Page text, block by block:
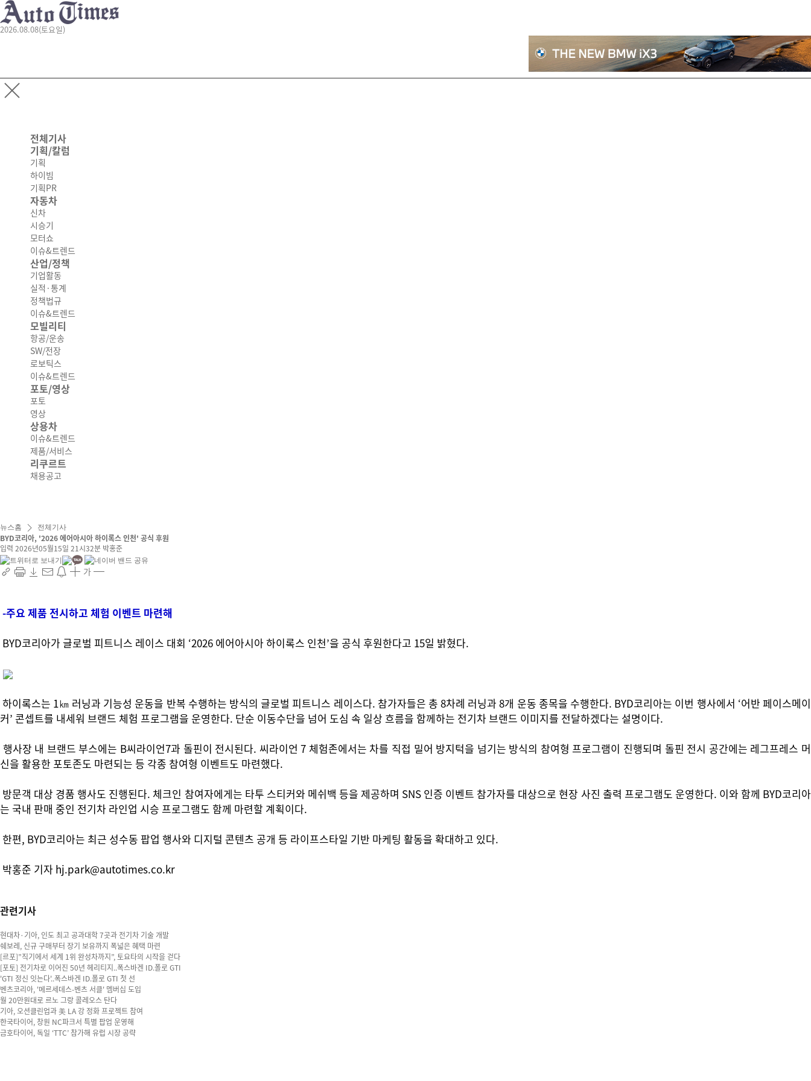
2026.08.08(토요일)
전체기사
기획/칼럼
기획
하이빔
기획PR
자동차
신차
시승기
모터쇼
이슈&트렌드
산업/정책
기업활동
실적·통계
정책법규
이슈&트렌드
모빌리티
항공/운송
SW/전장
로보틱스
이슈&트렌드
포토/영상
포토
영상
상용차
이슈&트렌드
제품/서비스
리쿠르트
채용공고
뉴스홈 전체기사
BYD코리아, '2026 에어아시아 하이록스 인천' 공식 후원
입력 2026년05월15일 21시32분 박홍준
가
-주요 제품 전시하고 체험 이벤트 마련해
BYD코리아가 글로벌 피트니스 레이스 대회 ‘2026 에어아시아 하이록스 인천’을 공식 후원한다고 15일 밝혔다.
하이록스는 1㎞ 러닝과 기능성 운동을 반복 수행하는 방식의 글로벌 피트니스 레이스다. 참가자들은 총 8차례 러닝과 8개 운동 종목을 수행한다. BYD코리아는 이번 행사에서 ‘어반 페이스메이
커’ 콘셉트를 내세워 브랜드 체험 프로그램을 운영한다. 단순 이동수단을 넘어 도심 속 일상 흐름을 함께하는 전기차 브랜드 이미지를 전달하겠다는 설명이다.
행사장 내 브랜드 부스에는 B씨라이언7과 돌핀이 전시된다. 씨라이언 7 체험존에서는 차를 직접 밀어 방지턱을 넘기는 방식의 참여형 프로그램이 진행되며 돌핀 전시 공간에는 레그프레스 머
신을 활용한 포토존도 마련되는 등 각종 참여형 이벤트도 마련했다.
방문객 대상 경품 행사도 진행된다. 체크인 참여자에게는 타투 스티커와 메쉬백 등을 제공하며 SNS 인증 이벤트 참가자를 대상으로 현장 사진 출력 프로그램도 운영한다. 이와 함께 BYD코리아
는 국내 판매 중인 전기차 라인업 시승 프로그램도 함께 마련할 계획이다.
한편, BYD코리아는 최근 성수동 팝업 행사와 디지털 콘텐츠 공개 등 라이프스타일 기반 마케팅 활동을 확대하고 있다.
박홍준 기자 hj.park@autotimes.co.kr
관련기사
현대차·기아, 인도 최고 공과대학 7곳과 전기차 기술 개발
쉐보레, 신규 구매부터 장기 보유까지 폭넓은 혜택 마련
[르포]”직기에서 세계 1위 완성차까지”, 토요타의 시작을 걷다
[포토] 전기차로 이어진 50년 헤리티지..폭스바겐 ID.폴로 GTI
'GTI 정신 잇는다'..폭스바겐 ID.폴로 GTI 첫 선
벤츠코리아, '메르세데스-벤츠 서클' 멤버십 도입
월 20만원대로 르노 그랑 콜레오스 탄다
기아, 오션클린업과 美 LA 강 정화 프로젝트 참여
한국타이어, 창원 NC파크서 특별 팝업 운영해
금호타이어, 독일 ‘TTC’ 참가해 유럽 시장 공략